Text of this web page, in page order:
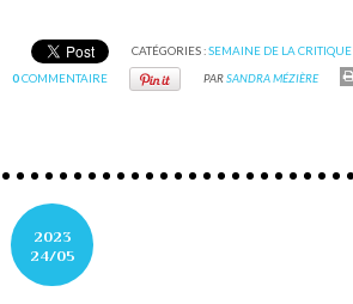
CATÉGORIES :SEMAINE DE LA CRITIQUE
0COMMENTAIRE PARSANDRA MÉZIÈRE
2023
24/05